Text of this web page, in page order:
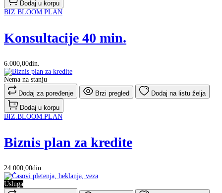
Dodaj u korpu
BIZ.BLOOM.PLAN
Konsultacije 40 min.
6.000,00din.
Nema na stanju
Dodaj za poređenje
Brzi pregled
Dodaj na listu želja
Dodaj u korpu
BIZ.BLOOM.PLAN
Biznis plan za kredite
24.000,00din.
Usluga